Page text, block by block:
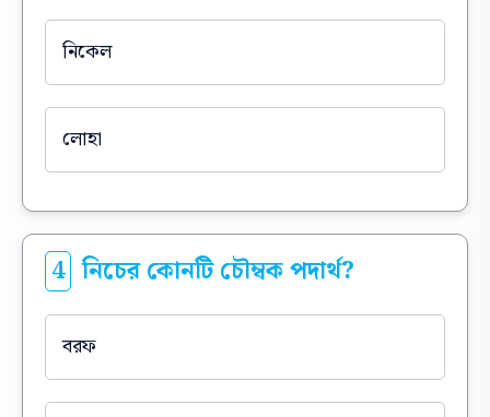
নিকেল
লোহা
4 নিচের কোনটি চৌম্বক পদার্থ?
বরফ